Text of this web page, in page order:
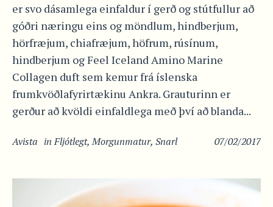
er svo dásamlega einfaldur í gerð og stútfullur að
góðri næringu eins og möndlum, hindberjum,
hörfræjum, chiafræjum, höfrum, rúsínum,
hindberjum og Feel Iceland Amino Marine
Collagen duft sem kemur frá íslenska
frumkvöðlafyrirtækinu Ankra. Grauturinn er
gerður að kvöldi einfaldlega með því að blanda...
07/02/2017
Avista inFljótlegt,Morgunmatur, Snarl